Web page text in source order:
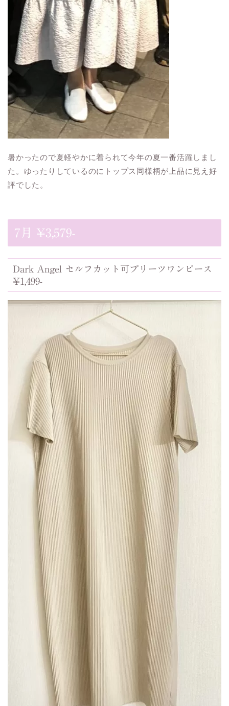
暑かったので夏軽やかに着られて今年の夏一番活躍しまし
た。ゆったりしているのにトップス同様柄が上品に見え好
評でした。
7月 ¥3,579-
Dark Angel セルフカット可プリーツワンピース
¥1,499-